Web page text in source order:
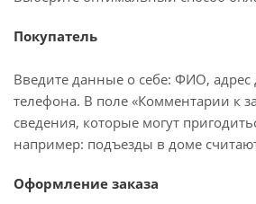
Покупатель
Введите данные о себе: ФИО, адрес
телефона. В поле «Комментарии к
сведения, которые могут
например: подъезды в доме
Оформление заказа